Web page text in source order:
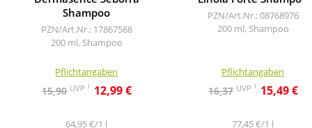
Shampoo
PZN/Art.Nr.: 17867588
200 ml, Shampoo
Pflichtangaben
15,90 UVP 1 12,99 €
64,95 €/1 l
PZN/Art.Nr.: 08768976
200 ml, Shampoo
Pflichtangaben
16,37 UVP 1 15,49 €
77,45 €/1 l